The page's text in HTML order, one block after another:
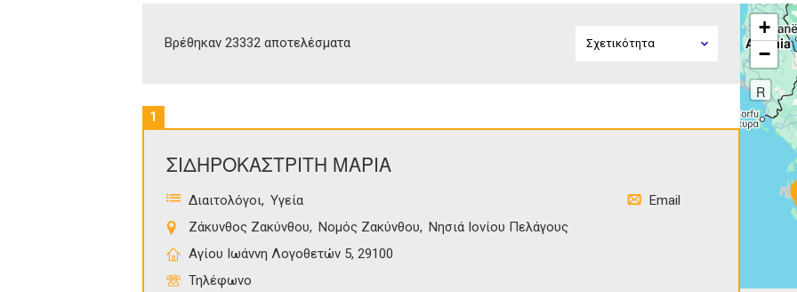
Βρέθηκαν 23332 αποτελέσματα
1
ΣΙΔΗΡΟΚΑΣΤΡΙΤΗ ΜΑΡΙΑ
Διαιτολόγοι Υγεία
Ζάκυνθος Ζακύνθου
Νομός Ζακύνθου
Νησιά Ιονίου Πελάγους
Αγίου Ιωάννη Λογοθετών 5, 29100
Τηλέφωνο
Email
+
−
R